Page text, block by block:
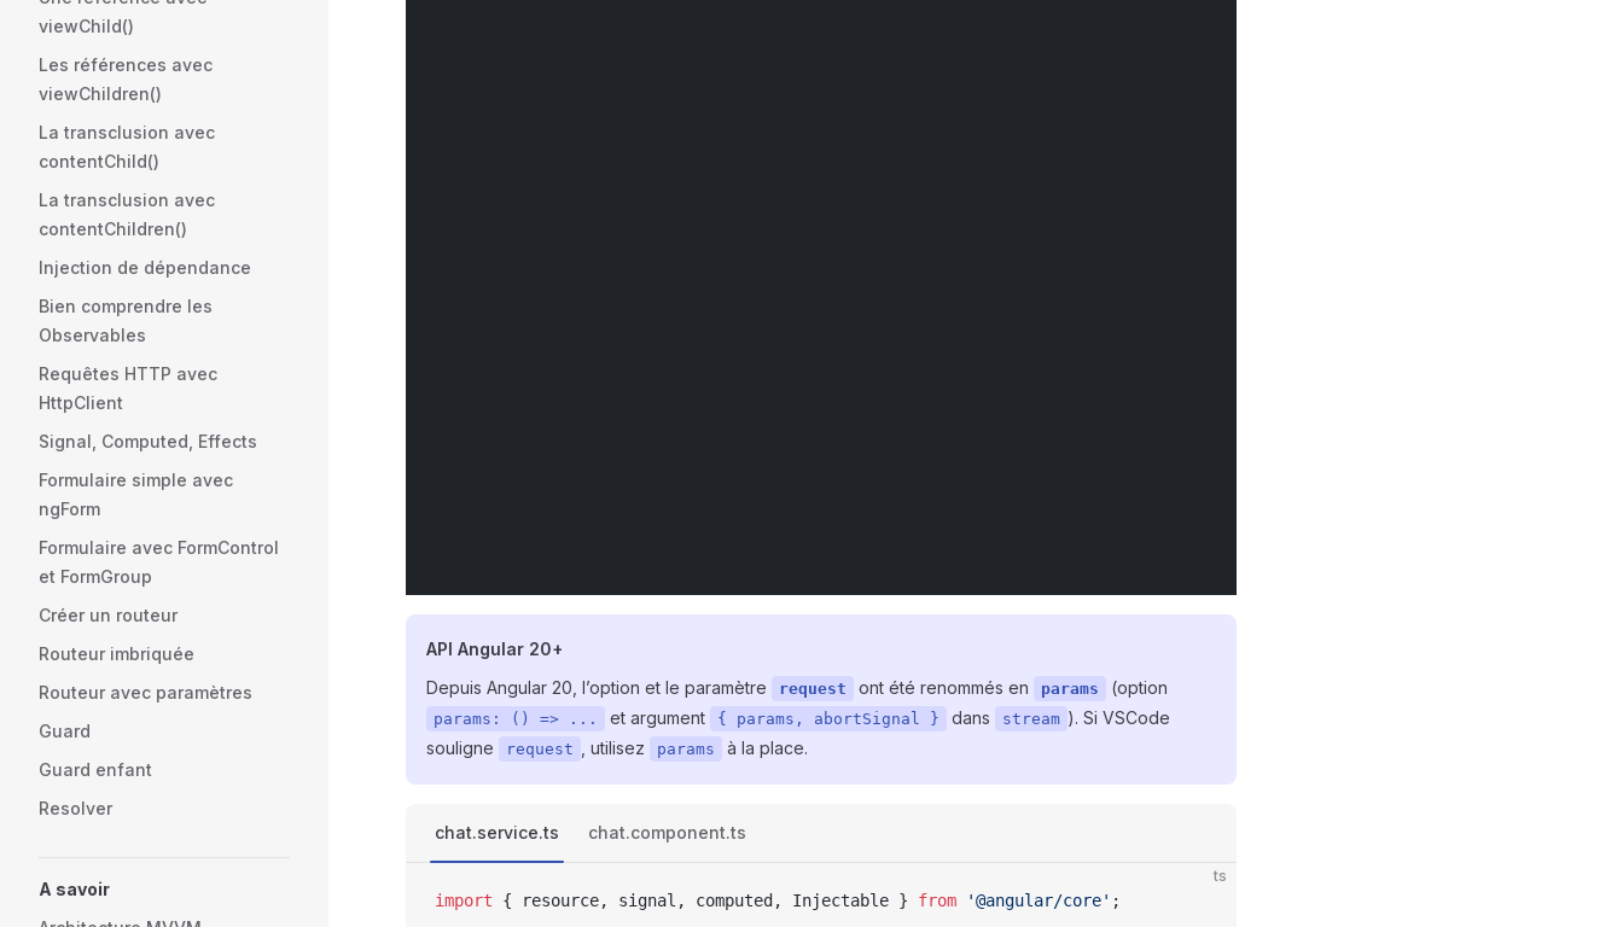
viewChild()
Les références avec
viewChildren()
La transclusion avec
contentChild()
La transclusion avec
contentChildren()
Injection de dépendance
Bien comprendre les
Observables
Requêtes HTTP avec
HttpClient
Signal, Computed, Effects
Formulaire simple avec
ngForm
Formulaire avec FormControl
et FormGroup
Créer un routeur
Routeur imbriquée
Routeur avec paramètres
Guard
Guard enfant
Resolver
A savoir
API Angular 20+
Depuis Angular 20, l’option et le paramètre
request ont été renommés en params (option
params: () => ... et argument { params, abortSignal } dans stream ). Si VSCode
souligne
request , utilisez params à la place.
chat.service.ts chat.component.ts
ts
import { resource, signal, computed, Injectable } from '@angular/core' ;